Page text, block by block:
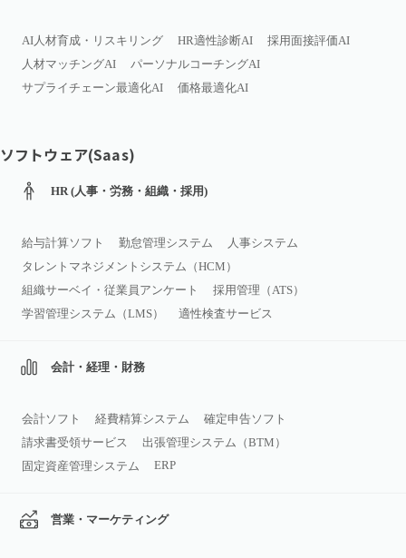
AI人材育成・リスキリング HR適性診断AI
採用面接評価AI
人材マッチングAI
パーソナルコーチングAI
サプライチェーン最適化AI
価格最適化AI
ソフトウェア(Saas)
HR (人事・労務・組織・採用)
給与計算ソフト 勤怠管理システム
人事システム
タレントマネジメントシステム（HCM）
組織サーベイ・従業員アンケート
採用管理（ATS）
学習管理システム（LMS）
適性検査サービス
会計・経理・財務
会計ソフト 経費精算システム
確定申告ソフト
請求書受領サービス
出張管理システム（BTM）
固定資産管理システム
ERP
営業・マーケティング